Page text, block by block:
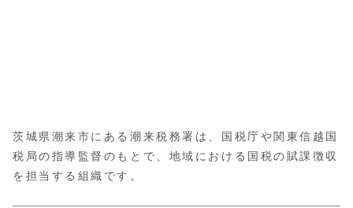
茨城県潮来市にある潮来税務署は、国税庁や関東信越国
税局の指導監督のもとで、地域における国税の賦課徴収
を担当する組織です。